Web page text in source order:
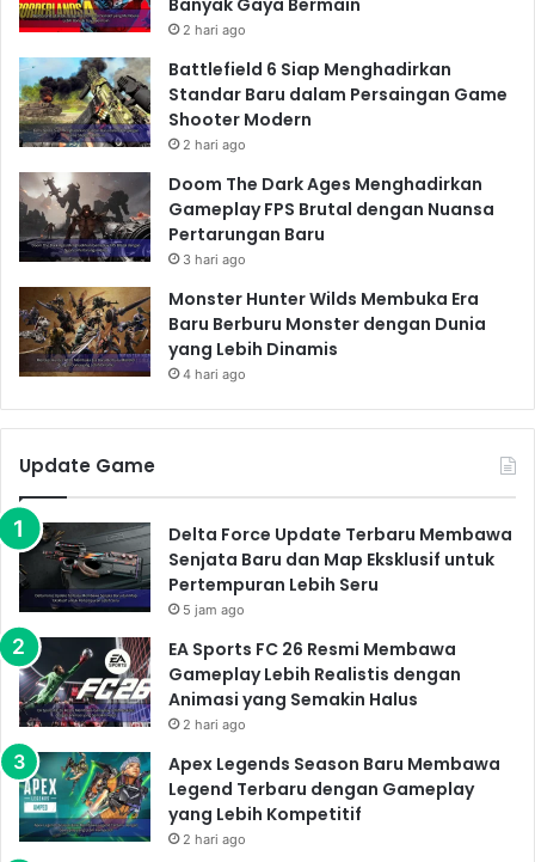
2 hari ago
Battlefield 6 Siap Menghadirkan
Standar Baru dalam Persaingan Game
Shooter Modern
2 hari ago
Doom The Dark Ages Menghadirkan
Gameplay FPS Brutal dengan Nuansa
Pertarungan Baru
3 hari ago
Monster Hunter Wilds Membuka Era
Baru Berburu Monster dengan Dunia
yang Lebih Dinamis
4 hari ago
Update Game
Delta Force Update Terbaru Membawa
Senjata Baru dan Map Eksklusif untuk
Pertempuran Lebih Seru
5 jam ago
EA Sports FC 26 Resmi Membawa
Gameplay Lebih Realistis dengan
Animasi yang Semakin Halus
2 hari ago
Apex Legends Season Baru Membawa
Legend Terbaru dengan Gameplay
yang Lebih Kompetitif
2 hari ago